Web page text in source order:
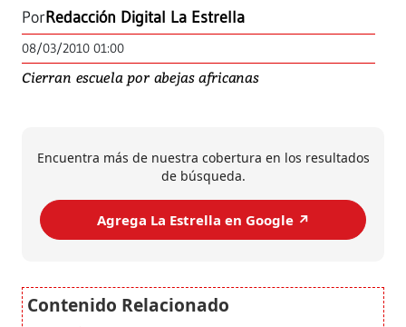
PorRedacción Digital La Estrella
08/03/2010 01:00
Cierran escuela por abejas africanas
Encuentra más de nuestra cobertura en los resultados
de búsqueda.
Agrega La Estrella en Google ↗️